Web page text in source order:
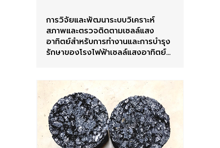
การวิจัยและพัฒนาระบบวิเคราะห์
สภาพและตรวจติดตามเซลล์แสง
อาทิตย์สำหรับการทำงานและการบำรุง
รักษาของโรงไฟฟ้าเซลล์แสงอาทิตย์